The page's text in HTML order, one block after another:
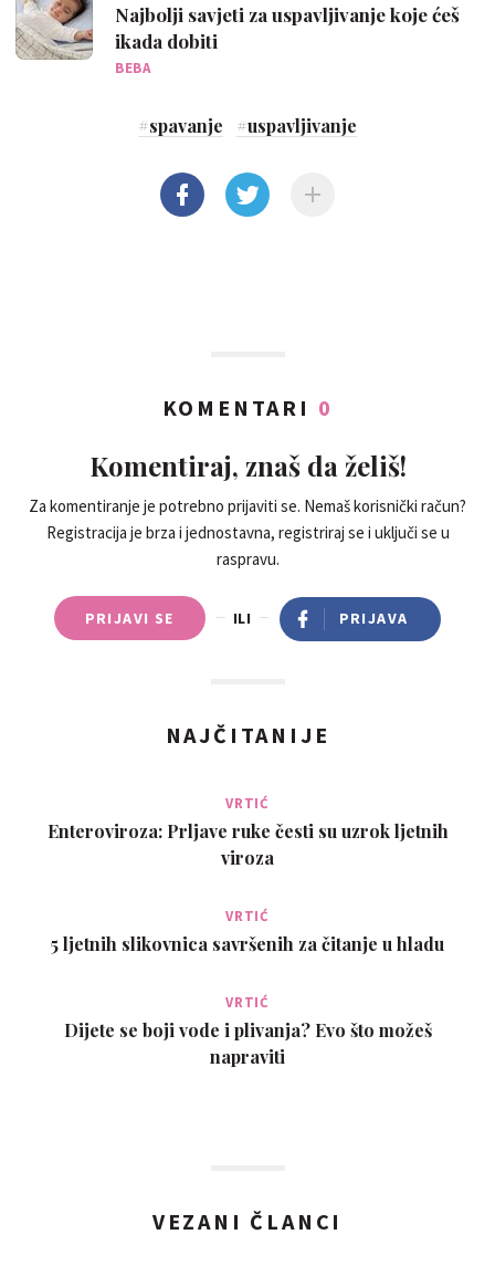
Najbolji savjeti za uspavljivanje koje ćeš
ikada dobiti
BEBA
#spavanje #uspavljivanje
KOMENTARI 0
Komentiraj, znaš da želiš!
Za komentiranje je potrebno prijaviti se. Nemaš korisnički račun?
Registracija je brza i jednostavna, registriraj se i uključi se u
raspravu.
PRIJAVI SE ILI PRIJAVA
NAJČITANIJE
VRTIĆ
Enteroviroza: Prljave ruke česti su uzrok ljetnih
viroza
VRTIĆ
5 ljetnih slikovnica savršenih za čitanje u hladu
VRTIĆ
Dijete se boji vode i plivanja? Evo što možeš
napraviti
VEZANI ČLANCI